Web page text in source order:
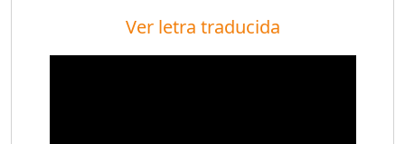
Ver letra traducida